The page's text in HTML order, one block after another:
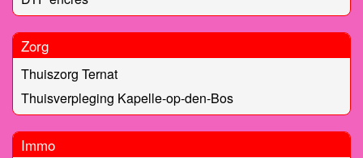
Zorg
Thuiszorg Ternat
Thuisverpleging Kapelle-op-den-Bos
Immo